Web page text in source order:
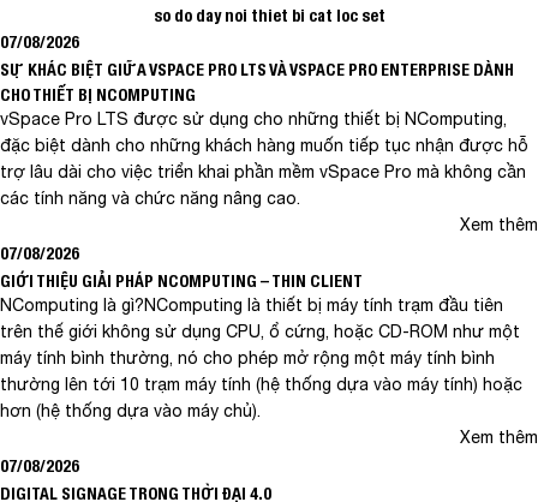
so do day noi thiet bi cat loc set
07/08/2026
SỰ KHÁC BIỆT GIỮA VSPACE PRO LTS VÀ VSPACE PRO ENTERPRISE DÀNH
CHO THIẾT BỊ NCOMPUTING
vSpace Pro LTS được sử dụng cho những thiết bị NComputing,
đặc biệt dành cho những khách hàng muốn tiếp tục nhận được hỗ
trợ lâu dài cho việc triển khai phần mềm vSpace Pro mà không cần
các tính năng và chức năng nâng cao.
Xem thêm
07/08/2026
GIỚI THIỆU GIẢI PHÁP NCOMPUTING – THIN CLIENT
NComputing là gì?NComputing là thiết bị máy tính trạm đầu tiên
trên thế giới không sử dụng CPU, ổ cứng, hoặc CD-ROM như một
máy tính bình thường, nó cho phép mở rộng một máy tính bình
thường lên tới 10 trạm máy tính (hệ thống dựa vào máy tính) hoặc
hơn (hệ thống dựa vào máy chủ).
Xem thêm
07/08/2026
DIGITAL SIGNAGE TRONG THỜI ĐẠI 4.0